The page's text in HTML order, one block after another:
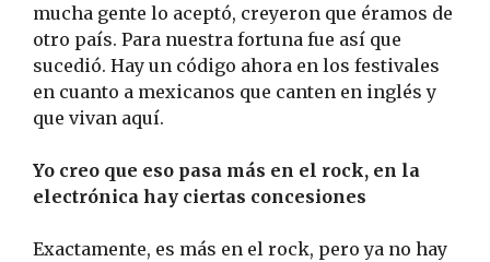
mucha gente lo aceptó, creyeron que éramos de
otro país. Para nuestra fortuna fue así que
sucedió. Hay un código ahora en los festivales
en cuanto a mexicanos que canten en inglés y
que vivan aquí.
Yo creo que eso pasa más en el rock, en la
electrónica hay ciertas concesiones
Exactamente, es más en el rock, pero ya no hay